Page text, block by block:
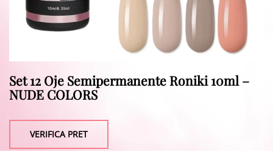
Set 12 Oje Semipermanente Roniki 10ml –
NUDE COLORS
VERIFICA PRET